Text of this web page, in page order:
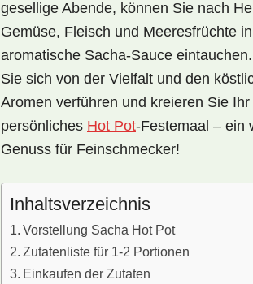
gesellige Abende, können Sie nach
Gemüse, Fleisch und Meeresfrüchte
aromatische Sacha-Sauce
Sie sich von der Vielfalt und den
Aromen verführen und kreieren Sie
persönliches Hot Pot-Festemaal – ein
Genuss für Feinschmecker!
Inhaltsverzeichnis
Vorstellung Sacha Hot Pot
Zutatenliste für 1-2 Portionen
Einkaufen der Zutaten